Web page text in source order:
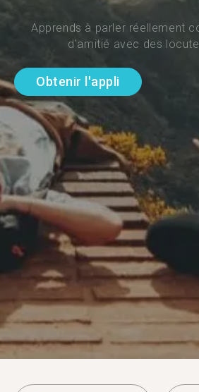
Apprends à parler réellement
d'amitié avec des
Obtenir l'appli